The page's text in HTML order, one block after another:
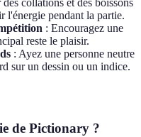
collations et des boissons
l'énergie pendant la partie.
: Encouragez une
reste le plaisir.
: Ayez une personne neutre
sur un dessin ou un indice.
de Pictionary ?